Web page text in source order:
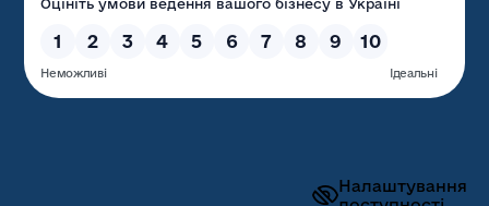
Налаштування
Волинська обласна
державна адміністрація